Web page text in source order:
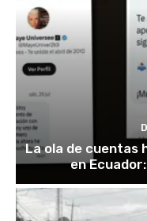
La ola de cuentas
en